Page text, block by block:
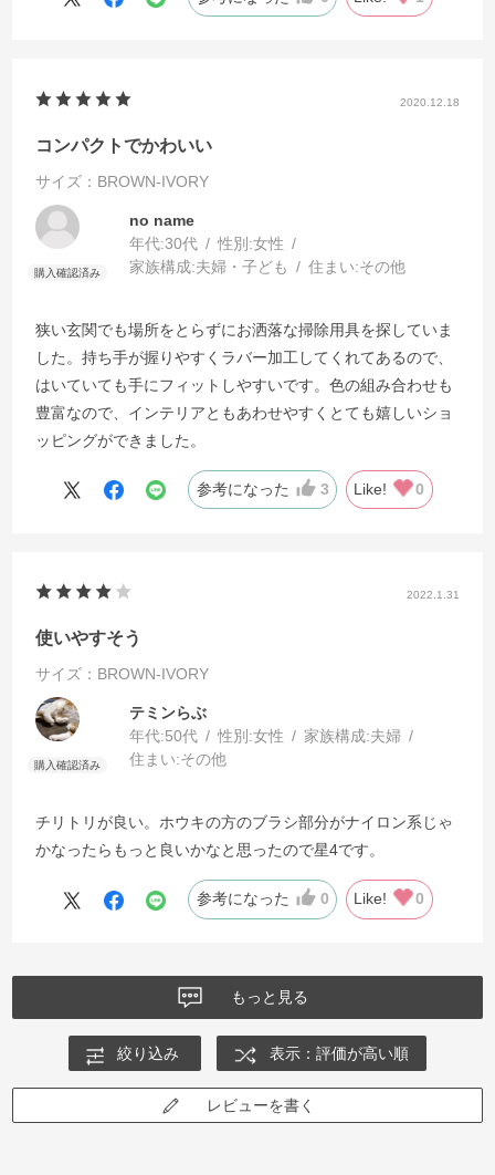
2020.12.18
コンパクトでかわいい
サイズ：BROWN-IVORY
no name
年代:30代 性別:女性
家族構成:夫婦・子ども 住まい:その他
狭い玄関でも場所をとらずにお洒落な掃除用具を探していま
した。持ち手が握りやすくラバー加工してくれてあるので、
はいていても手にフィットしやすいです。色の組み合わせも
豊富なので、インテリアともあわせやすくとても嬉しいショ
ッピングができました。
参考になった 3 Like! 0
2022.1.31
使いやすそう
サイズ：BROWN-IVORY
テミンらぶ
年代:50代 性別:女性 家族構成:夫婦
住まい:その他
チリトリが良い。ホウキの方のブラシ部分がナイロン系じゃ
かなったらもっと良いかなと思ったので星4です。
参考になった 0 Like! 0
もっと見る
絞り込み 表示：評価が高い順
レビューを書く